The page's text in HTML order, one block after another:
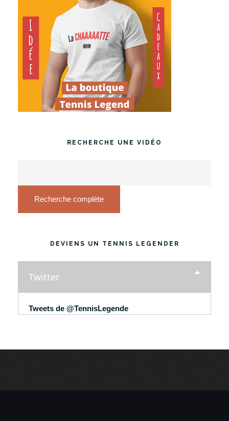
RECHERCHE UNE VIDÉO
Recherche complète
DEVIENS UN TENNIS LEGENDER
Twitter
Tweets de @TennisLegende